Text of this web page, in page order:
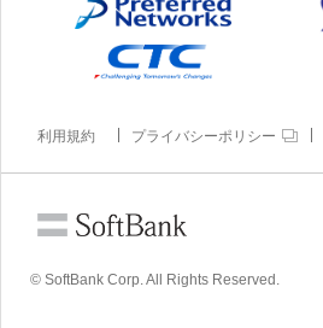
利用規約 プライバシーポリシー
© SoftBank Corp. All Rights Reserved.